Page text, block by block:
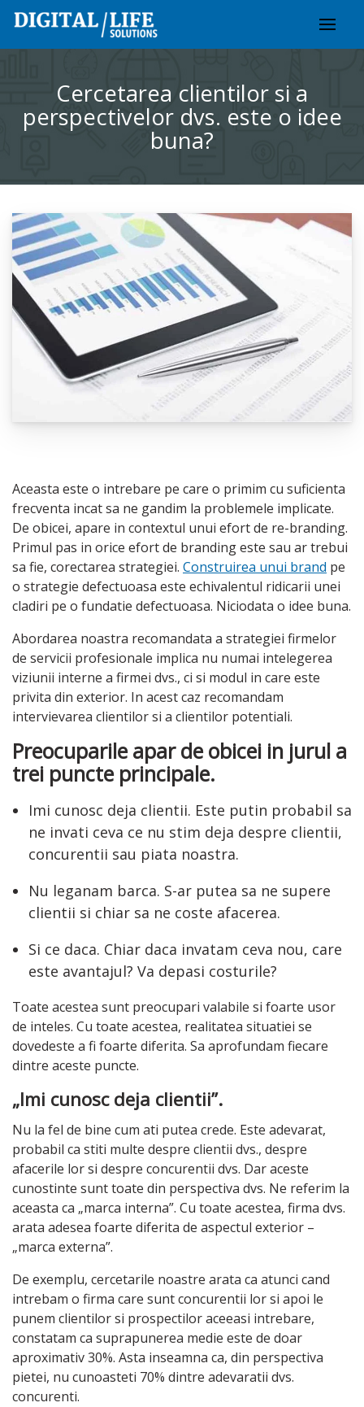
Skip
content
Cercetarea clientilor si a
perspectivelor dvs. este o idee
buna?
Aceasta este o intrebare pe care o primim cu suficienta
frecventa incat sa ne gandim la problemele implicate.
De obicei, apare in contextul unui efort de re-branding.
Primul pas in orice efort de branding este sau ar trebui
sa fie, corectarea strategiei. Construirea unui brand pe
o strategie defectuoasa este echivalentul ridicarii unei
cladiri pe o fundatie defectuoasa. Niciodata o idee buna.
Abordarea noastra recomandata a strategiei firmelor
de servicii profesionale implica nu numai intelegerea
viziunii interne a firmei dvs., ci si modul in care este
privita din exterior. In acest caz recomandam
intervievarea clientilor si a clientilor potentiali.
Preocuparile apar de obicei in jurul a
trei puncte principale.
Imi cunosc deja clientii. Este putin probabil sa
ne invati ceva ce nu stim deja despre clientii,
concurentii sau piata noastra.
Nu leganam barca. S-ar putea sa ne supere
clientii si chiar sa ne coste afacerea.
Si ce daca. Chiar daca invatam ceva nou, care
este avantajul? Va depasi costurile?
Toate acestea sunt preocupari valabile si foarte usor
de inteles. Cu toate acestea, realitatea situatiei se
dovedeste a fi foarte diferita. Sa aprofundam fiecare
dintre aceste puncte.
„Imi cunosc deja clientii”.
Nu la fel de bine cum ati putea crede. Este adevarat,
probabil ca stiti multe despre clientii dvs., despre
afacerile lor si despre concurentii dvs. Dar aceste
cunostinte sunt toate din perspectiva dvs. Ne referim la
aceasta ca „marca interna”. Cu toate acestea, firma dvs.
arata adesea foarte diferita de aspectul exterior –
„marca externa”.
De exemplu, cercetarile noastre arata ca atunci cand
intrebam o firma care sunt concurentii lor si apoi le
punem clientilor si prospectilor aceeasi intrebare,
constatam ca suprapunerea medie este de doar
aproximativ 30%. Asta inseamna ca, din perspectiva
pietei, nu cunoasteti 70% dintre adevaratii dvs.
concurenti.